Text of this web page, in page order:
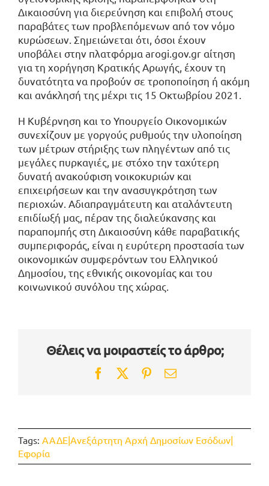
Δικαιοσύνη για διερεύνηση και επιβολή στους
παραβάτες των προβλεπόμενων από τον νόμο
κυρώσεων. Σημειώνεται ότι, όσοι έχουν
υποβάλει στην πλατφόρμα arogi.gov.gr αίτηση
για τη χορήγηση Κρατικής Αρωγής, έχουν τη
δυνατότητα να προβούν σε τροποποίηση ή ακόμη
και ανάκλησή της μέχρι τις 15 Οκτωβρίου 2021.
Η Κυβέρνηση και το Υπουργείο Οικονομικών
συνεχίζουν με γοργούς ρυθμούς την υλοποίηση
των μέτρων στήριξης των πληγέντων από τις
μεγάλες πυρκαγιές, με στόχο την ταχύτερη
δυνατή ανακούφιση νοικοκυριών και
επιχειρήσεων και την ανασυγκρότηση των
περιοχών. Αδιαπραγμάτευτη και αταλάντευτη
επιδίωξή μας, πέραν της διαλεύκανσης και
παραπομπής στη Δικαιοσύνη κάθε παραβατικής
συμπεριφοράς, είναι η ευρύτερη προστασία των
οικονομικών συμφερόντων του Ελληνικού
Δημοσίου, της εθνικής οικονομίας και του
κοινωνικού συνόλου της χώρας.
Θέλεις να μοιραστείς το άρθρο;
Facebook
TwitterPinterest
Email
Tags: ΑΑΔΕ|Ανεξάρτητη Αρχή Δημοσίων Εσόδων|
Εφορία